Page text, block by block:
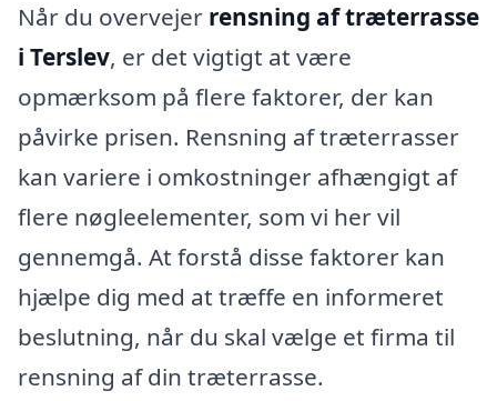
Når du overvejer rensning af træterrasse
i Terslev, er det vigtigt at være
opmærksom på flere faktorer, der kan
påvirke prisen. Rensning af træterrasser
kan variere i omkostninger afhængigt af
flere nøgleelementer, som vi her vil
gennemgå. At forstå disse faktorer kan
hjælpe dig med at træffe en informeret
beslutning, når du skal vælge et firma til
rensning af din træterrasse.